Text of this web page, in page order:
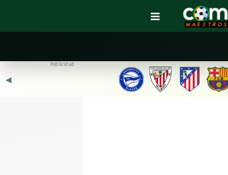
◀︎
Publicidad